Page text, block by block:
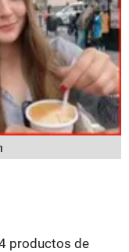
productos de